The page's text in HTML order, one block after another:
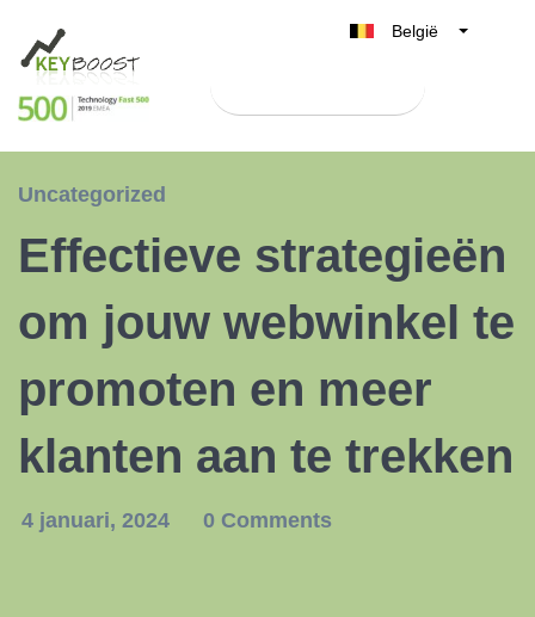
België
Nederland
España
Uncategorized
Effectieve strategieën
om jouw webwinkel te
promoten en meer
klanten aan te trekken
4 januari, 2024 0 Comments